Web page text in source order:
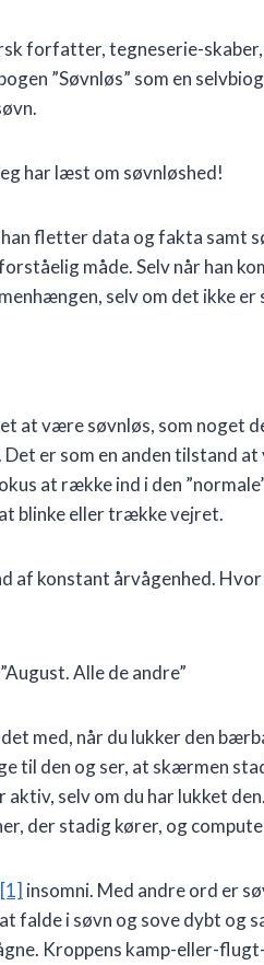
forfatter, tegneserie-
”Søvnløs” som en
har læst om søvnløshed!
fletter data og fakta samt
måde. Selv når han
selv om det ikke
at være søvnløs, som noget
Det er som en anden tilstand
at række ind i den
blinke eller trække vejret.
af konstant årvågenhed.
Alle de andre”
med, når du lukker den
til den og ser, at skærmen
aktiv, selv om du har lukket
der stadig kører, og
[1] insomni. Med andre ord er
falde i søvn og sove dybt og
Kroppens kamp-eller-